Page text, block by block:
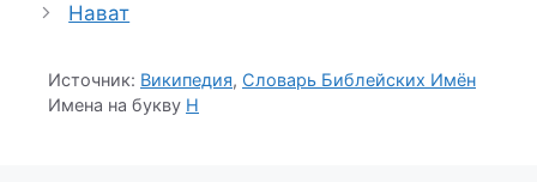
Нават
Источник: Википедия, Словарь Библейских Имён
Имена на букву Н